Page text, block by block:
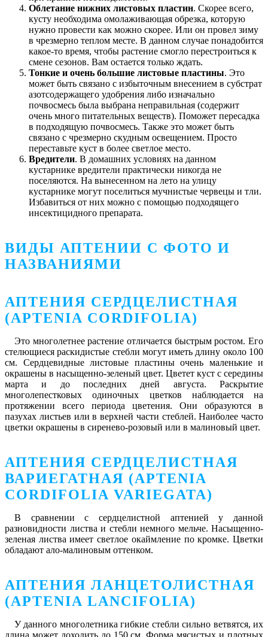
Облетание нижних листовых пластин. Скорее всего,
кусту необходима омолаживающая обрезка, которую
нужно провести как можно скорее. Или он провел зиму
в чрезмерно теплом месте. В данном случае понадобится
какое-то время, чтобы растение смогло перестроиться к
смене сезонов. Вам остается только ждать.
Тонкие и очень большие листовые пластины. Это
может быть связано с избыточным внесением в субстрат
азотсодержащего удобрения либо изначально
почвосмесь была выбрана неправильная (содержит
очень много питательных веществ). Поможет пересадка
в подходящую почвосмесь. Также это может быть
связано с чрезмерно скудным освещением. Просто
переставьте куст в более светлое место.
Вредители. В домашних условиях на данном
кустарнике вредители практически никогда не
поселяются. На вынесенном на лето на улицу
кустарнике могут поселиться мучнистые червецы и тли.
Избавиться от них можно с помощью подходящего
инсектицидного препарата.
ВИДЫ АПТЕНИИ С ФОТО И
НАЗВАНИЯМИ
АПТЕНИЯ СЕРДЦЕЛИСТНАЯ
(APTENIA CORDIFOLIA)
Это многолетнее растение отличается быстрым ростом. Его
стелющиеся раскидистые стебли могут иметь длину около 100
см. Сердцевидные листовые пластины очень маленькие и
окрашены в насыщенно-зеленый цвет. Цветет куст с середины
марта и до последних дней августа. Раскрытие
многолепестковых одиночных цветков наблюдается на
протяжении всего периода цветения. Они образуются в
пазухах листьев или в верхней части стеблей. Наиболее часто
цветки окрашены в сиренево-розовый или в малиновый цвет.
АПТЕНИЯ СЕРДЦЕЛИСТНАЯ
ВАРИЕГАТНАЯ (APTENIA
CORDIFOLIA VARIEGATA)
В сравнении с сердцелистной аптенией у данной
разновидности листва и стебли немного мельче. Насыщенно-
зеленая листва имеет светлое окаймление по кромке. Цветки
обладают ало-малиновым оттенком.
АПТЕНИЯ ЛАНЦЕТОЛИСТНАЯ
(APTENIA LANCIFOLIA)
У данного многолетника гибкие стебли сильно ветвятся, их
длина может доходить до 150 см. Форма мясистых и плотных